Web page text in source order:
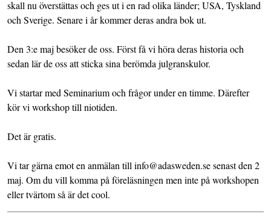
skall nu överstättas och ges ut i en rad olika länder; USA, Tyskland
och Sverige. Senare i år kommer deras andra bok ut.
Den 3:e maj besöker de oss. Först få vi höra deras historia och
sedan lär de oss att sticka sina berömda julgranskulor.
Vi startar med Seminarium och frågor under en timme. Därefter
kör vi workshop till niotiden.
Det är gratis.
Vi tar gärna emot en anmälan till info@adasweden.se senast den 2
maj. Om du vill komma på föreläsningen men inte på workshopen
eller tvärtom så är det cool.